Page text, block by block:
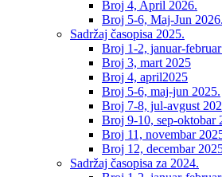
Broj 4, April 2026.
Broj 5-6, Maj-Jun 2026.
Sadržaj časopisa 2025.
Broj 1-2, januar-
Broj 3, mart 2025
Broj 4, april2025
Broj 5-6, maj-jun 2025.
Broj 7-8, jul-avgust
Broj 9-10, sep-oktobar
Broj 11, novembar
Broj 12, decembar
Sadržaj časopisa za 2024.